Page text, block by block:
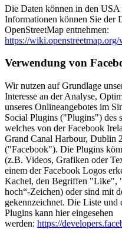
Die Daten können in den USA
Informationen können Sie der
OpenStreetMap entnehmen:
https://
Verwendung von
Wir nutzen auf Grundlage
Interesse an der Analyse,
unseres Onlineangebotes im
Social Plugins ("Plugins") des
welches von der Facebook
Grand Canal Harbour, Dublin
("Facebook"). Die Plugins
(z.B. Videos, Grafiken oder
einem der Facebook Logos
Kachel, den Begriffen "Like",
hoch“-Zeichen) oder sind mit
gekennzeichnet. Die Liste und
Plugins kann hier eingesehen
werden: https://